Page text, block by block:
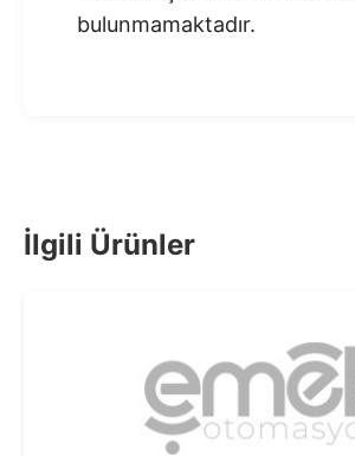
bulunmamaktadır.
İlgili Ürünler